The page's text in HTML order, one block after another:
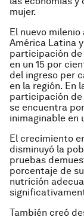
mujer.
El nuevo
América Latina
participación de
en un 15 por
del ingreso per
en la región. En
participación de
se encuentra
inimaginable en
El crecimiento
disminuyó la
pruebas
porcentaje de
nutrición
También creó